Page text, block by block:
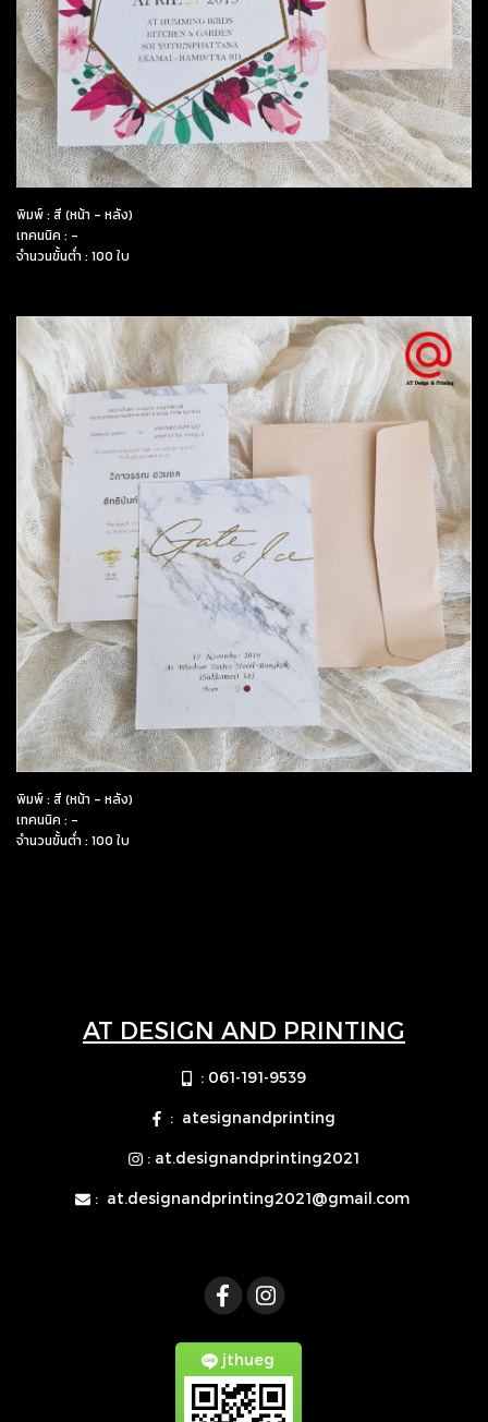
พิมพ์ : สี (หน้า - หลัง)
เทคนนิค : -
จำนวนขั้นต่ำ : 100 ใบ
พิมพ์ : สี (หน้า - หลัง)
เทคนนิค : -
จำนวนขั้นต่ำ : 100 ใบ
AT DESIGN AND PRINTING
: 061-191-9539
: atesignandprinting
: at.designandprinting2021
: at.designandprinting2021@gmail.com
jthueg